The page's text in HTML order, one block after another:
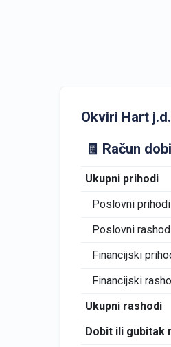
Okviri Hart
🧾 Račun
Ukupni prihodi
Poslovni prihodi
Poslovni
Financijski
Financijski
Ukupni rashodi
Dobit ili gubitak